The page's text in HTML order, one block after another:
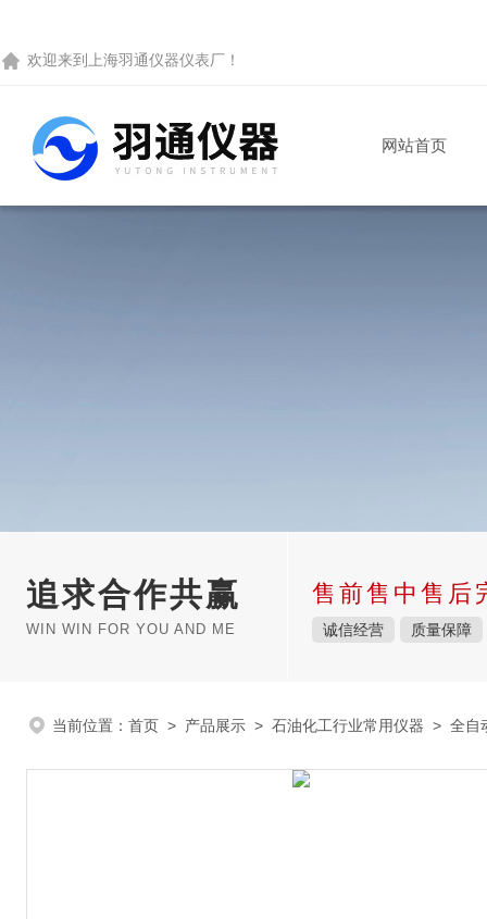
欢迎来到 上海羽通仪器仪表厂 ！
网站首页
追求合作共赢
WIN WIN FOR YOU AND ME
售前售中售后
诚信经营 质量保障
当前位置： 首页 > 产品展示 > 石油化工行业常用仪器 > 全自